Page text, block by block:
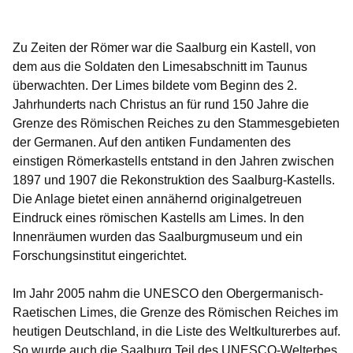
Zu Zeiten der Römer war die Saalburg ein Kastell, von
dem aus die Soldaten den Limesabschnitt im Taunus
überwachten. Der Limes bildete vom Beginn des 2.
Jahrhunderts nach Christus an für rund 150 Jahre die
Grenze des Römischen Reiches zu den Stammesgebieten
der Germanen. Auf den antiken Fundamenten des
einstigen Römerkastells entstand in den Jahren zwischen
1897 und 1907 die Rekonstruktion des Saalburg-Kastells.
Die Anlage bietet einen annähernd originalgetreuen
Eindruck eines römischen Kastells am Limes. In den
Innenräumen wurden das Saalburgmuseum und ein
Forschungsinstitut eingerichtet.
Im Jahr 2005 nahm die UNESCO den Obergermanisch-
Raetischen Limes, die Grenze des Römischen Reiches im
heutigen Deutschland, in die Liste des Weltkulturerbes auf.